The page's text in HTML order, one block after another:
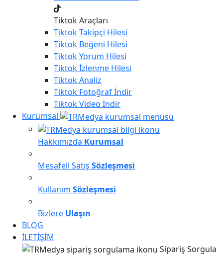
Tiktok Araçları
TiktokTakipçi Hilesi
Tiktok Beğeni Hilesi
TiktokYorum Hilesi
Tiktokİzlenme Hilesi
TiktokAnaliz
Tiktok Fotoğraf İndir
TiktokVideo İndir
Kurumsal
Hakkımızda Kurumsal
Mesafeli Satış Sözleşmesi
Kullanım Sözleşmesi
Bizlere Ulaşın
BLOG
İLETİŞİM
Sipariş Sorgula